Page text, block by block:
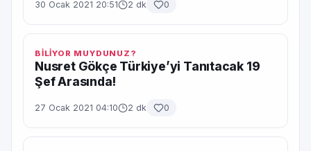
30 Ocak 2021 20:51 2 dk 0
BİLİYOR MUYDUNUZ?
Nusret Gökçe Türkiye’yi Tanıtacak 19
Şef Arasında!
27 Ocak 2021 04:10 2 dk 0